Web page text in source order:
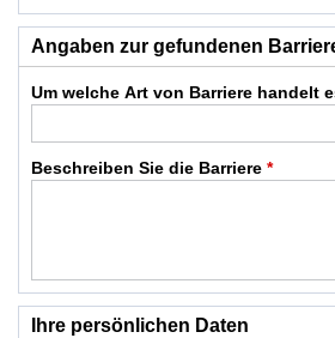
Dieses Formular enthält Pflichtfelder.
Angaben zur gefundenen
Um welche Art von Barriere handelt
Beschreiben Sie die Barriere *
Ihre persönlichen Daten